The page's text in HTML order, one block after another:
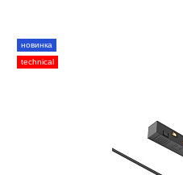
новинка
technical